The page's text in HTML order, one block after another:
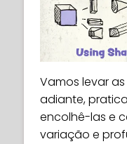
Vamos levar
adiante,
encolhê-las e
variação e